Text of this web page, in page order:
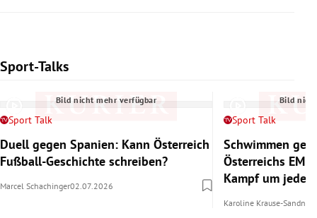
Sport-Talks
Slide 1 von 6
Bild nicht mehr verfügbar
Sport Talk
Duell gegen Spanien: Kann Österreich
Fußball-Geschichte schreiben?
Marcel Schachinger02.07.2026
Bild
Sport Talk
Schwimmen
Österreichs
Kampf um jedes
Karoline Krause-Sandner